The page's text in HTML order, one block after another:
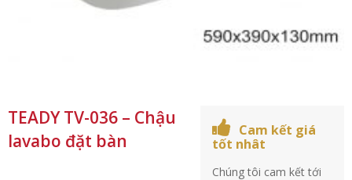
TEADY TV-036 – Chậu
lavabo đặt bàn
Cam kết giá
tốt nhât
Chúng tôi cam kết tới